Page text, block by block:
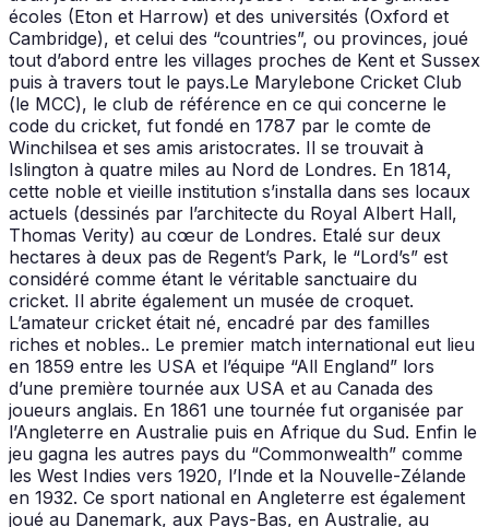
écoles (Eton et Harrow) et des universités (Oxford et
Cambridge), et celui des “countries”, ou provinces, joué
tout d’abord entre les villages proches de Kent et Sussex
puis à travers tout le pays.Le Marylebone Cricket Club
(le MCC), le club de référence en ce qui concerne le
code du cricket, fut fondé en 1787 par le comte de
Winchilsea et ses amis aristocrates. Il se trouvait à
Islington à quatre miles au Nord de Londres. En 1814,
cette noble et vieille institution s’installa dans ses locaux
actuels (dessinés par l’architecte du Royal Albert Hall,
Thomas Verity) au cœur de Londres. Etalé sur deux
hectares à deux pas de Regent’s Park, le “Lord’s” est
considéré comme étant le véritable sanctuaire du
cricket. Il abrite également un musée de croquet.
L’amateur cricket était né, encadré par des familles
riches et nobles.. Le premier match international eut lieu
en 1859 entre les USA et l’équipe “All England” lors
d’une première tournée aux USA et au Canada des
joueurs anglais. En 1861 une tournée fut organisée par
l’Angleterre en Australie puis en Afrique du Sud. Enfin le
jeu gagna les autres pays du “Commonwealth” comme
les West Indies vers 1920, l’Inde et la Nouvelle-Zélande
en 1932. Ce sport national en Angleterre est également
joué au Danemark, aux Pays-Bas, en Australie, au